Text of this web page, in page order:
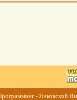
- Янковский